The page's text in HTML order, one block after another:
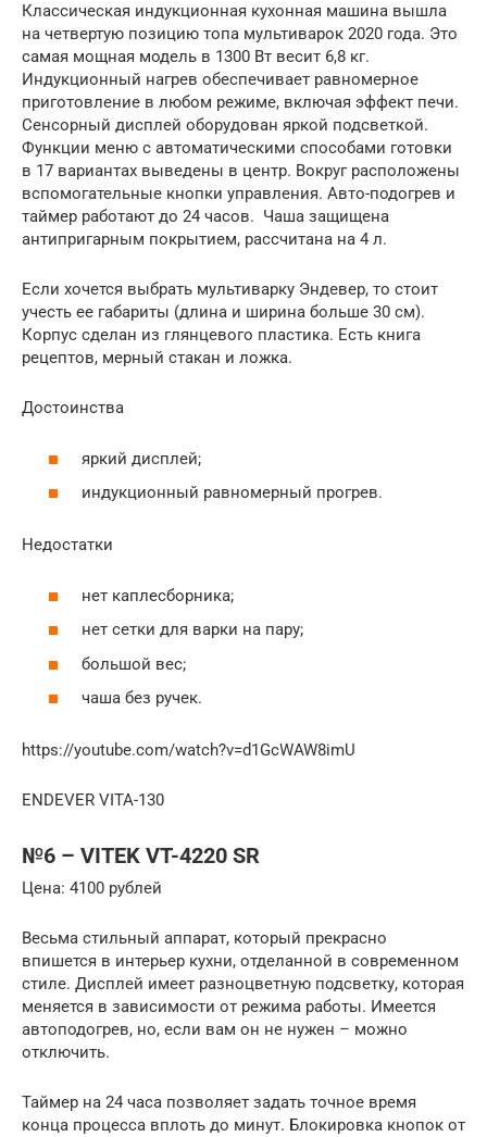
Классическая индукционная кухонная машина вышла
на четвертую позицию топа мультиварок 2020 года. Это
самая мощная модель в 1300 Вт весит 6,8 кг.
Индукционный нагрев обеспечивает равномерное
приготовление в любом режиме, включая эффект печи.
Сенсорный дисплей оборудован яркой подсветкой.
Функции меню с автоматическими способами готовки
в 17 вариантах выведены в центр. Вокруг расположены
вспомогательные кнопки управления. Авто-подогрев и
таймер работают до 24 часов. Чаша защищена
антипригарным покрытием, рассчитана на 4 л.
Если хочется выбрать мультиварку Эндевер, то стоит
учесть ее габариты (длина и ширина больше 30 см).
Корпус сделан из глянцевого пластика. Есть книга
рецептов, мерный стакан и ложка.
Достоинства
яркий дисплей;
индукционный равномерный прогрев.
Недостатки
нет каплесборника;
нет сетки для варки на пару;
большой вес;
чаша без ручек.
https://youtube.com/watch?v=d1GcWAW8imU
ENDEVER VITA-130
№6 – VITEK VT-4220 SR
Цена: 4100 рублей
Весьма стильный аппарат, который прекрасно
впишется в интерьер кухни, отделанной в современном
стиле. Дисплей имеет разноцветную подсветку, которая
меняется в зависимости от режима работы. Имеется
автоподогрев, но, если вам он не нужен – можно
отключить.
Таймер на 24 часа позволяет задать точное время
конца процесса вплоть до минут. Блокировка кнопок от